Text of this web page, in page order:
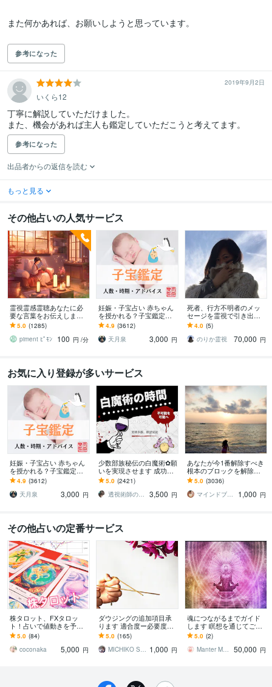
また何かあれば、お願いしようと思っています。
参考になった
2019年9月2日
いくら12
丁寧に解説していただけました。
また、機会があれば主人も鑑定していただこうと考えてます。
参考になった
出品者からの返信を読む
もっと見る
その他占いの人気サービス
霊視霊感霊聴あなたに必
要な言葉をお伝えします
〜〜例えばふとこの場所
がリアルなのかわからな
くなる瞬間に〜〜
5.0 (1285)
piment ﾋﾟﾓﾝ
100 円 /分
妊娠・子宝占い 赤ちゃん
を授かれる？子宝鑑定し
ます 子供を授かるか、授
かる時期、性別、授かる
ための行動を鑑定
4.9 (3612)
天月泉
3,000 円
死者、行方不明者のメッ
セージを霊視で引き出し
ます 探偵に頼む前に。実
績多数、特殊な霊視鑑定
となります。
4.0 (5)
のりか霊視
70,000 円
お気に入り登録が多いサービス
妊娠・子宝占い 赤ちゃん
を授かれる？子宝鑑定し
ます 子供を授かるか、授
かる時期、性別、授かる
ための行動を鑑定
4.9 (3612)
天月泉
3,000 円
少数部族秘伝の白魔術✿願
いを実現させます 成功率8
0%☆願いを実現します✿
5.0 (2421)
透視術師のアリナ
3,500 円
あなたが今1番解除すべき
根本のブロックを解除し
ます とにかく現状を変え
たい方、上手くいかない
と感じている方へ
5.0 (3036)
マインドブロックバスター颯（soul）
1,000 円
その他占いの定番サービス
株タロット、FXタロッ
ト！占いで値動きを予想
します 株価や日経平均、
ドル円等為替の値動きを
タロットで占います！
5.0 (84)
coconaka
5,000 円
ダウジングの追加項目承
ります 適合度ー必要度な
ど追加でチェックが必要
な方
5.0 (165)
MICHIKO SCHNECK 1,000 円
魂につながるまでガイド
します 瞑想を通じてご自
身を深く内観する【魂に
つながるセッション】
5.0 (2)
Manter Myes
50,000 円